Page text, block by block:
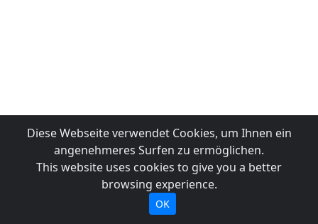
Diese Webseite verwendet Cookies, um Ihnen ein
angenehmeres Surfen zu ermöglichen.
This website uses cookies to give you a better
browsing experience.
OK